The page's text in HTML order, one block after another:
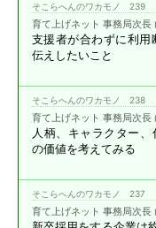
そこらへんのワカモノ 239
育て上げネット 事務局次長
支援者が合わずに利用
伝えしたいこと
そこらへんのワカモノ 238
育て上げネット 事務局次長
人柄、キャラクター
の価値を考えてみる
そこらへんのワカモノ 237
育て上げネット 事務局次長